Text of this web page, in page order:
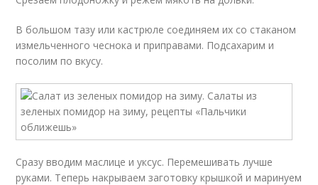
В большом тазу или кастрюле соединяем их со стаканом
измельченного чеснока и приправами. Подсахарим и
посолим по вкусу.
Сразу вводим маслице и уксус. Перемешивать лучше
руками. Теперь накрываем заготовку крышкой и маринуем